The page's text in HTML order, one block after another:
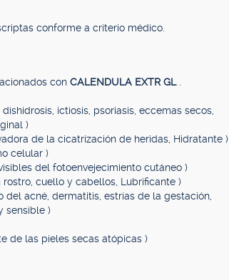
conforme a criterio médico.
con CALENDULA EXTR GL
ictiosis, psoriasis, eccemas secos,
)
de la cicatrización de heridas, Hidratante )
celular )
del fotoenvejecimiento cutáneo )
cuello y cabellos, Lubrificante )
del acné, dermatitis, estrías de la gestación,
sensible )
de las pieles secas atópicas )